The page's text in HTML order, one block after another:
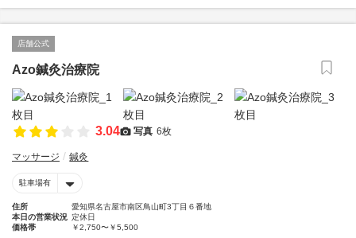
店舗公式
Azo鍼灸治療院
3.04 写真 6枚
マッサージ 鍼灸
駐車場有
住所
愛知県名古屋市南区鳥山町3丁目６番地
本日の営業状況 定休日
価格帯
￥2,750〜￥5,500